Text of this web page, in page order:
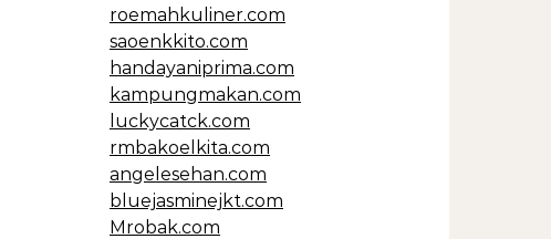
roemahkuliner.com
saoenkkito.com
handayaniprima.com
kampungmakan.com
luckycatck.com
rmbakoelkita.com
angelesehan.com
bluejasminejkt.com
Mrobak.com